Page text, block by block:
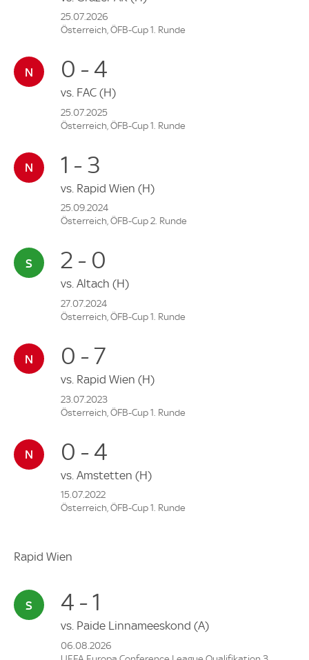
25.07.2026
Österreich, ÖFB-Cup 1. Runde
0 - 4
vs. FAC (H)
25.07.2025
Österreich, ÖFB-Cup 1. Runde
1 - 3
vs. Rapid Wien (H)
25.09.2024
Österreich, ÖFB-Cup 2. Runde
2 - 0
vs. Altach (H)
27.07.2024
Österreich, ÖFB-Cup 1. Runde
0 - 7
vs. Rapid Wien (H)
23.07.2023
Österreich, ÖFB-Cup 1. Runde
0 - 4
vs. Amstetten (H)
15.07.2022
Österreich, ÖFB-Cup 1. Runde
Rapid Wien
4 - 1
vs. Paide Linnameeskond (A)
06.08.2026